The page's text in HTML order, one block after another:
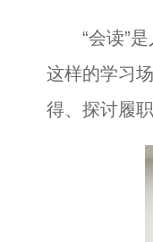
“会读”是
这样的学习
得、探讨履职